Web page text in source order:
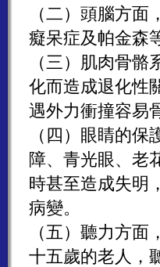
（二）頭腦方
癡呆症及帕金森
（三）肌肉骨
化而造成退化性
遇外力衝撞容易
（四）眼睛的
障、青光眼、老
時甚至造成失明
病變。
（五）聽力方
十五歲的老人，